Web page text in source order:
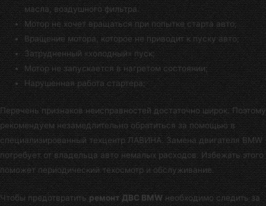
масла, воздушного фильтра.
Мотор не хочет вращаться при попытке старта авто;
Вращение мотора, которое не приводит к пуску авто;
Затрудненный «холодный» пуск;
Мотор не запускается в нагретом состоянии;
Нарушенная работа стартера;
Перечень признаков неисправностей достаточно широк. Поэтому
рекомендуем незамедлительно обратиться за помощью в
специализированный техцентр ЛАВИНА. Замена двигателя BMW
потребует от владельца авто немалых расходов. Избежать этого
поможет периодический техосмотр и обслуживание.
Чтобы предотвратитьремонт ДВС BMWнеобходимо следить за